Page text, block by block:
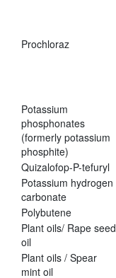
Prochloraz
Potassium
phosphonates
(formerly potassium
phosphite)
Quizalofop-P-tefuryl
Potassium hydrogen
carbonate
Polybutene
Plant oils/ Rape seed
oil
Plant oils / Spear
mint oil